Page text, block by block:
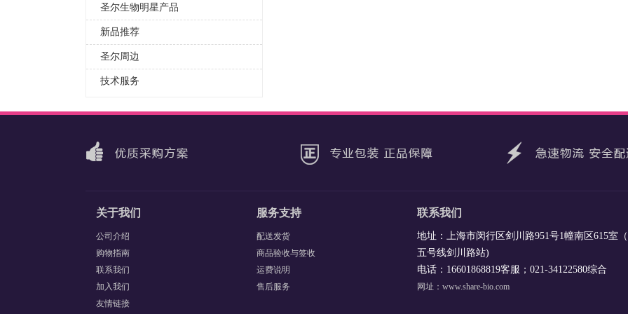
圣尔生物明星产品
新品推荐
圣尔周边
技术服务
关于我们
公司介绍
购物指南
联系我们
加入我们
友情链接
服务支持
配送发货
商品验收与签收
运费说明
售后服务
联系我们
地址：上海市闵行区剑川路951号1幢南区615室
五号线剑川路站)
电话：16601868819客服；021-34122580综合
网址：www.share-bio.com